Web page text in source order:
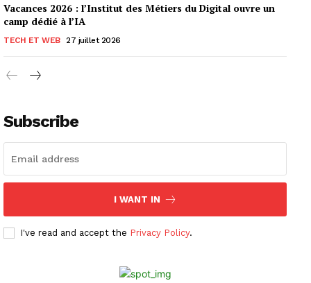
Vacances 2026 : l’Institut des Métiers du Digital ouvre un
camp dédié à l’IA
TECH ET WEB 27 juillet 2026
Subscribe
I WANT IN
I've read and accept the Privacy Policy.